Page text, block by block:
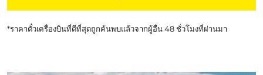
*ราคาตั๋วเครื่องบินที่ดีที่สุดถูกค้นพบแล้วจากผู้อื่น 48 ชั่วโมงที่ผ่านมา